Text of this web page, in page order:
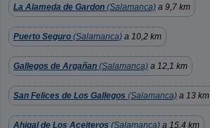
La Alameda de Gardon (Salamanca) a 9,7 km
Puerto Seguro (Salamanca) a 10,2 km
Gallegos de Argañan (Salamanca) a 12,1 km
San Felices de Los Gallegos (Salamanca) a 13 km
Ahigal de Los Aceiteros (Salamanca) a 15,4 km